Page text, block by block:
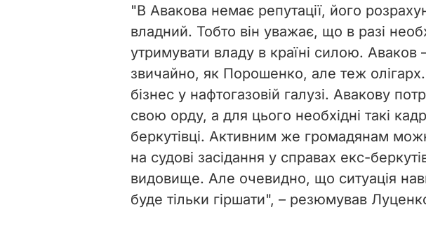
"В Авакова немає репутації, його
владний. Тобто він уважає, що в разі
утримувати владу в країні силою. Аваков
звичайно, як Порошенко, але теж
бізнес у нафтогазовій галузі. Авакову
свою орду, а для цього необхідні такі
беркутівці. Активним же громадянам
на судові засідання у справах екс-
видовище. Але очевидно, що ситуація
буде тільки гіршати", – резюмував